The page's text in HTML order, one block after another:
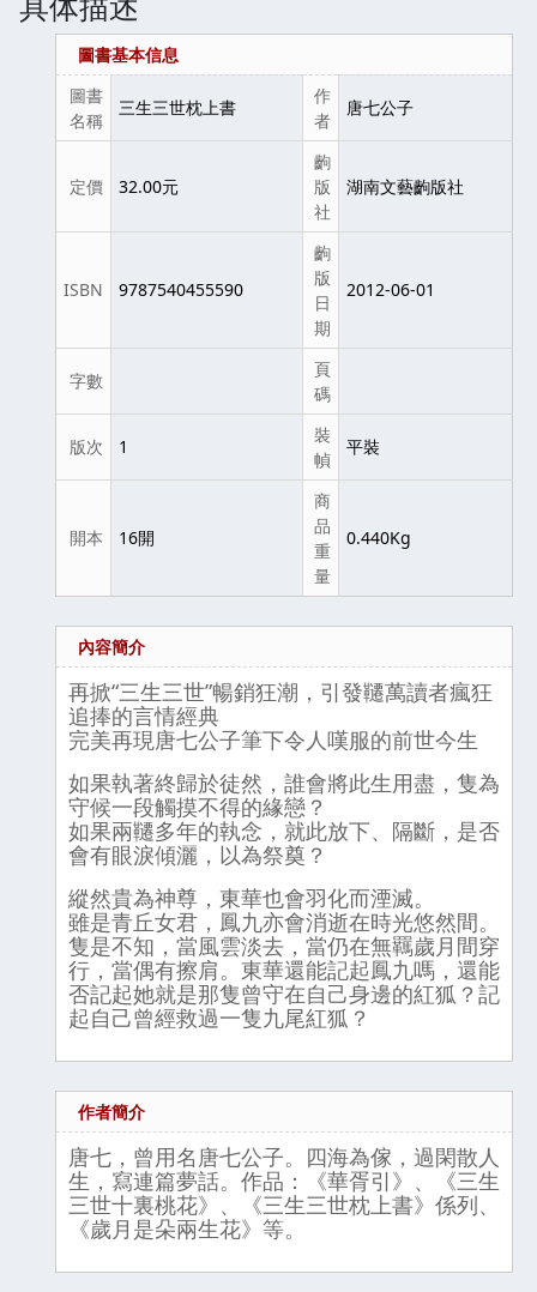
圖書基本信息
圖書
名稱
三生三世枕上書
作
者
唐七公子
定價 32.00元
齣
版
社
湖南文藝齣版社
ISBN 9787540455590
齣
版
日
期
2012-06-01
字數
頁
碼
版次 1
裝
幀
平裝
開本 16開
商
品
重
量
0.440Kg
內容簡介
再掀“三生三世”暢銷狂潮，引發韆萬讀者瘋狂
追捧的言情經典
完美再現唐七公子筆下令人嘆服的前世今生
如果執著終歸於徒然，誰會將此生用盡，隻為
守候一段觸摸不得的緣戀？
如果兩韆多年的執念，就此放下、隔斷，是否
會有眼淚傾灑，以為祭奠？
縱然貴為神尊，東華也會羽化而湮滅。
雖是青丘女君，鳳九亦會消逝在時光悠然間。
隻是不知，當風雲淡去，當仍在無羈歲月間穿
行，當偶有擦肩。東華還能記起鳳九嗎，還能
否記起她就是那隻曾守在自己身邊的紅狐？記
起自己曾經救過一隻九尾紅狐？
作者簡介
唐七，曾用名唐七公子。四海為傢，過閑散人
生，寫連篇夢話。作品：《華胥引》、《三生
三世十裏桃花》、《三生三世枕上書》係列、
《歲月是朵兩生花》等。